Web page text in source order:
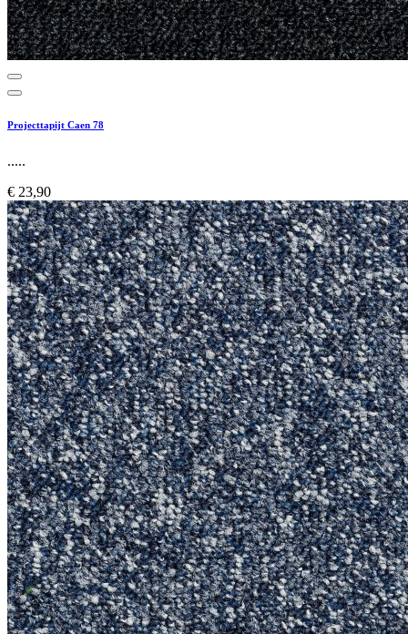
Projecttapijt Caen 78
.....
€ 23,90